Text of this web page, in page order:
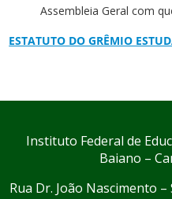
Assembleia Geral com
ESTATUTO DO GRÊMIO
Instituto Federal de
Baiano –
Rua Dr. João Nascimento